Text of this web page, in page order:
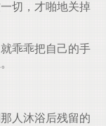
切，才啪地关掉
乖乖把自己的手
人沐浴后残留的